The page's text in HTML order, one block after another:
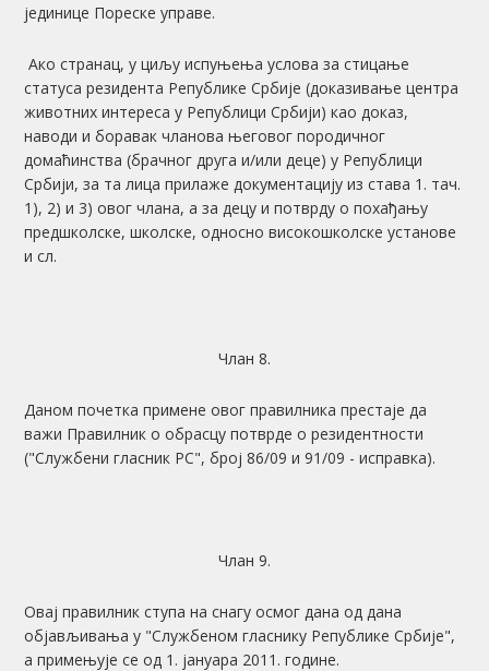
јединице Пореске управе.
Ако странац, у циљу испуњења услова за стицање
статуса резидента Републике Србије (доказивање центра
животних интереса у Републици Србији) као доказ,
наводи и боравак чланова његовог породичног
домаћинства (брачног друга и/или деце) у Републици
Србији, за та лица прилаже документацију из става 1. тач.
1), 2) и 3) овог члана, а за децу и потврду о похађању
предшколске, школске, односно високошколске установе
и сл.
Члан 8.
Даном почетка примене овог правилника престаје да
важи Правилник о обрасцу потврде о резидентности
("Службени гласник РС", број 86/09 и 91/09 - исправка).
Члан 9.
Овај правилник ступа на снагу осмог дана од дана
објављивања у "Службеном гласнику Републике Србије",
а примењује се од 1. јануара 2011. године.